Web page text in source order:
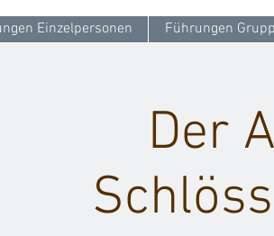
Einzelpersonen Führungen
Der